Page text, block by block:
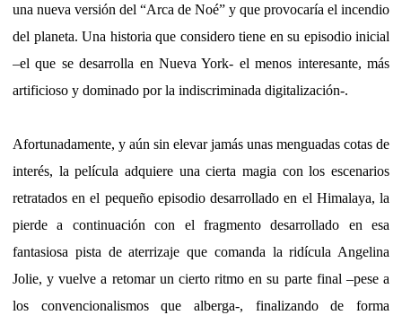
una nueva versión del “Arca de Noé” y que provocaría el incendio
del planeta. Una historia que considero tiene en su episodio inicial
–el que se desarrolla en Nueva York- el menos interesante, más
artificioso y dominado por la indiscriminada digitalización-.
Afortunadamente, y aún sin elevar jamás unas menguadas cotas de
interés, la película adquiere una cierta magia con los escenarios
retratados en el pequeño episodio desarrollado en el Himalaya, la
pierde a continuación con el fragmento desarrollado en esa
fantasiosa pista de aterrizaje que comanda la ridícula Angelina
Jolie, y vuelve a retomar un cierto ritmo en su parte final –pese a
los convencionalismos que alberga-, finalizando de forma